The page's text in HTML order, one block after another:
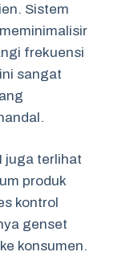
Sistem
frekuensi
sangat
juga terlihat
produk
kontrol
genset
konsumen.